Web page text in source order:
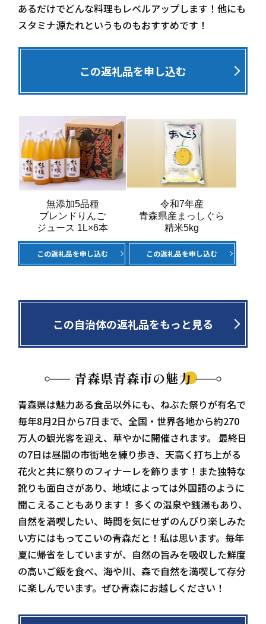
あるだけでどんな料理もレベルアップします！他にも
スタミナ源たれというものもおすすめです！
この返礼品を申し込む
無添加5品種
ブレンドりんご
ジュース 1L×6本
この返礼品を申し込む
令和7年産
青森県産まっしぐら
精米5kg
この返礼品を申し込む
この自治体の返礼品をもっと見る
青森県青森市の魅力
青森県は魅力ある食品以外にも、ねぶた祭りが有名で
毎年8月2日から7日まで、全国・世界各地から約270
万人の観光客を迎え、華やかに開催されます。 最終日
の7日は昼間の市街地を練り歩き、天高く打ち上がる
花火と共に祭りのフィナーレを飾ります！また独特な
訛りも面白さがあり、地域によっては外国語のように
聞こえることもあります！ 多くの温泉や銭湯もあり、
自然を満喫したい、時間を気にせずのんびり楽しみた
い方にはもってこいの青森だと！私は思います。毎年
夏に帰省をしていますが、自然の旨みを吸収した鮮度
の高いご飯を食べ、海や川、森で自然を満喫して存分
に楽しんでいます。ぜひ青森にお越しください！